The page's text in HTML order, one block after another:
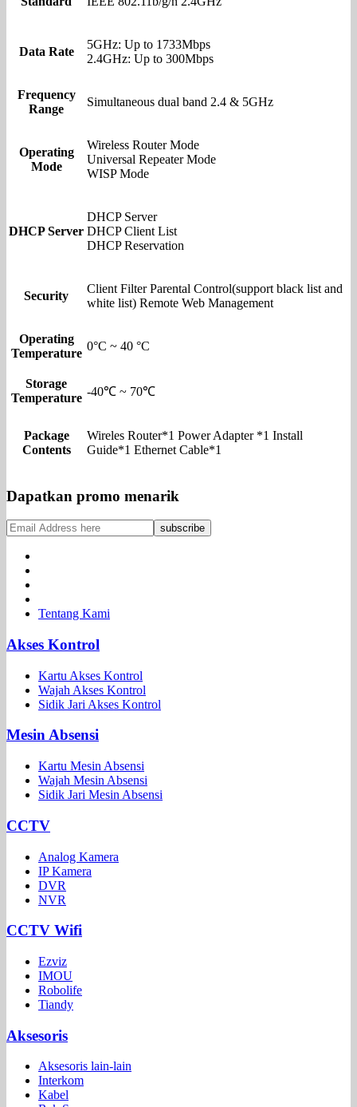
Data Rate
5GHz: Up to 1733Mbps
2.4GHz: Up to 300Mbps
Frequency
Range
Simultaneous dual band 2.4 & 5GHz
Operating
Mode
Wireless Router Mode
Universal Repeater Mode
WISP Mode
DHCP Server
DHCP Server
DHCP Client List
DHCP Reservation
Security
Client Filter Parental Control(support black list and
white list) Remote Web Management
Operating
Temperature
0°C ~ 40 °C
Storage
Temperature -40℃ ~ 70℃
Package
Contents
Wireles Router*1 Power Adapter *1 Install
Guide*1 Ethernet Cable*1
Dapatkan promo menarik
Tentang Kami
Akses Kontrol
Kartu Akses Kontrol
Wajah Akses Kontrol
Sidik Jari Akses Kontrol
Mesin Absensi
Kartu Mesin Absensi
Wajah Mesin Absensi
Sidik Jari Mesin Absensi
CCTV
Analog Kamera
IP Kamera
DVR
NVR
CCTV Wifi
Ezviz
IMOU
Robolife
Tiandy
Aksesoris
Aksesoris lain-lain
Interkom
Kabel